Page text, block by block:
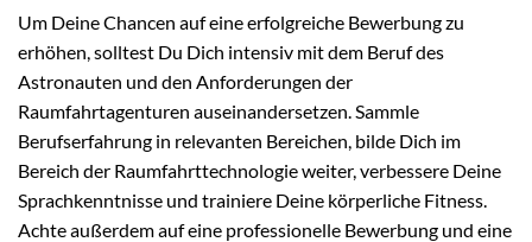
Um Deine Chancen auf eine erfolgreiche Bewerbung zu
erhöhen, solltest Du Dich intensiv mit dem Beruf des
Astronauten und den Anforderungen der
Raumfahrtagenturen auseinandersetzen. Sammle
Berufserfahrung in relevanten Bereichen, bilde Dich im
Bereich der Raumfahrttechnologie weiter, verbessere Deine
Sprachkenntnisse und trainiere Deine körperliche Fitness.
Achte außerdem auf eine professionelle Bewerbung und eine